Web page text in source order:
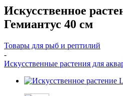
Искусственное
Гемиантус 40 см
Товары для рыб и рептилий
-
Искусственные растения для